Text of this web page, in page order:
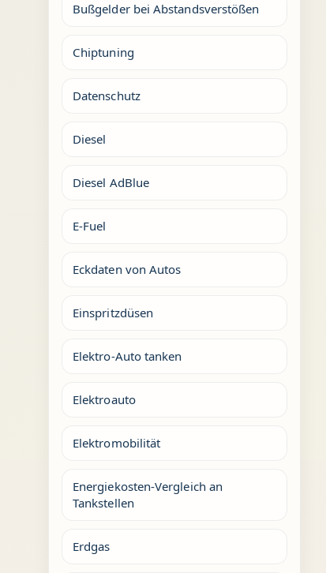
Bußgelder bei Abstandsverstößen
Chiptuning
Datenschutz
Diesel
Diesel AdBlue
E-Fuel
Eckdaten von Autos
Einspritzdüsen
Elektro-Auto tanken
Elektroauto
Elektromobilität
Energiekosten-Vergleich an
Tankstellen
Erdgas